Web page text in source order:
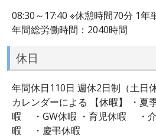
08:30～17:40 ※休憩時間70分 1年
年間総労働時間：2040時間
休日
年間休日110日 週休2日制（土
カレンダーによる 【休暇】 ・
暇 ・GW休暇 ・育児休暇 ・
暇 ・慶弔休暇